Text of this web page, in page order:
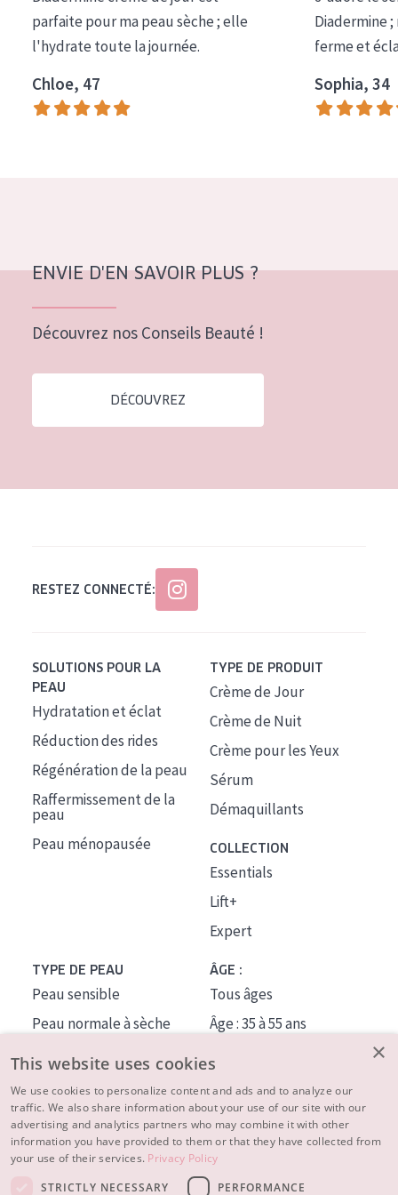
COLLECTION
Essentials
Lift+
Expert
Peau mixte ou grasse
Peau mature
Peau ménopausée
Âge : 55+
parfaite pour ma peau sèche ; elle
l'hydrate toute la journée.
Chloe, 47
Diadermine
ferme et
Sophia, 34
ENVIE D'EN SAVOIR PLUS ?
Découvrez nos Conseils Beauté !
DÉCOUVREZ
RESTEZ CONNECTÉ:
SOLUTIONS POUR LA
PEAU
Hydratation et éclat
Réduction des rides
Régénération de la peau
Raffermissement de la
peau
Peau ménopausée
TYPE DE PRODUIT
Crème de Jour
Crème de Nuit
Crème pour les Yeux
Sérum
Démaquillants
COLLECTION
Essentials
Lift+
Expert
TYPE DE PEAU
Peau sensible
Peau normale à sèche
Peau mixte ou grasse
Peau mature
Peau ménopausée
ÂGE :
Tous âges
Âge : 35 à 55 ans
À PROPOS
CONSEILS BEAUTÉ
×
This website uses cookies
We use cookies to personalize content and ads and to analyze our
traffic. We also share information about your use of our site with our
advertising and analytics partners who may combine it with other
information you have provided to them or that they have collected from
your use of their services. Privacy Policy
STRICTLY NECESSARY
PERFORMANCE